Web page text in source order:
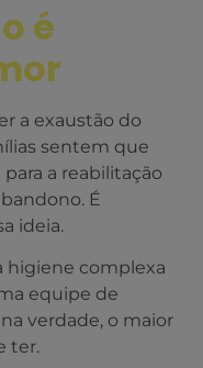
é
a exaustão do
sentem que
a reabilitação
É
ideia.
higiene complexa
equipe de
verdade, o maior
ter.